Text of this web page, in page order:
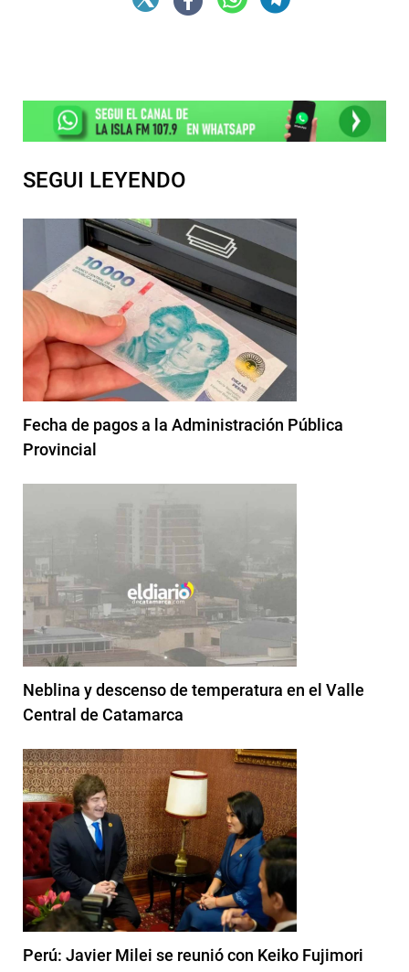
SEGUI LEYENDO
Fecha de pagos a la Administración Pública
Provincial
Neblina y descenso de temperatura en el Valle
Central de Catamarca
Perú: Javier Milei se reunió con Keiko Fujimori